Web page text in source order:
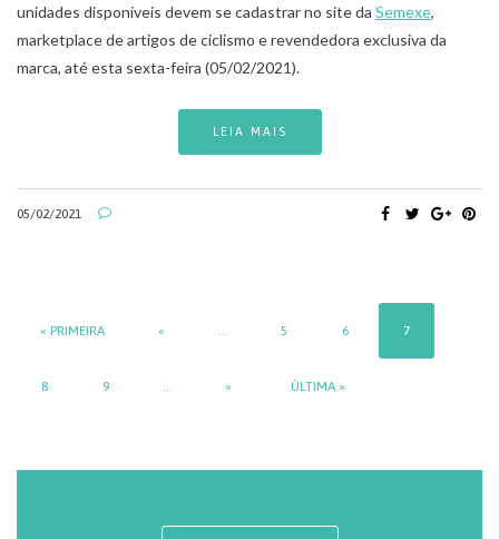
unidades disponíveis devem se cadastrar no site da Semexe,
marketplace de artigos de ciclismo e revendedora exclusiva da
marca, até esta sexta-feira (05/02/2021).
LEIA MAIS
05/02/2021
« PRIMEIRA « 5 6 7
8 9 » ÚLTIMA »